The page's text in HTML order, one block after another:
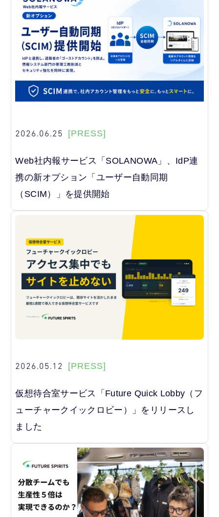
2026.06.25 [PRESS]
Web社内報サービス「SOLANOWA」、IdP連
携の新オプション「ユーザー自動同期
（SCIM）」を提供開始
2026.05.12 [PRESS]
仮想待合室サービス「Future Quick Lobby（フ
ューチャークイックロビー）」をリリースし
ました